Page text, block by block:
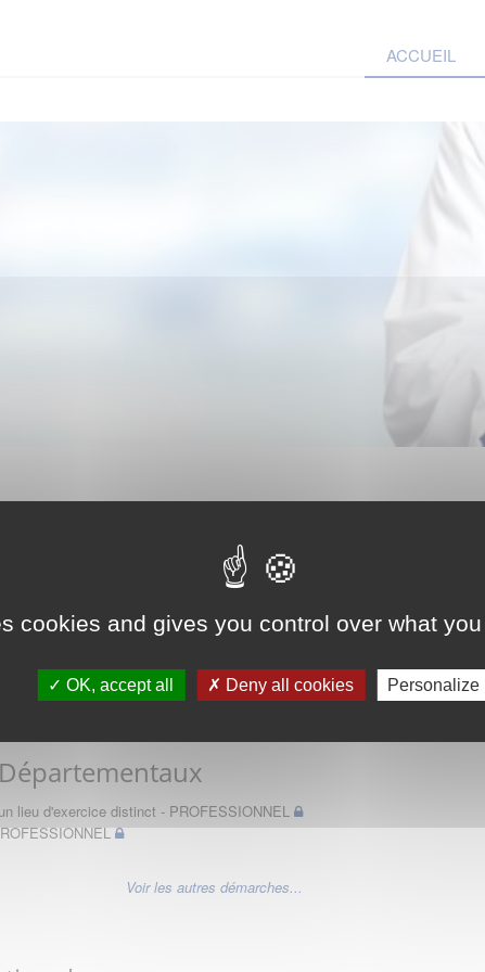
cookies and gives you control over what
OK, accept all Deny all cookies Personalize
ACCUEIL
Médecins
lieu d'exercice distinct - PROFESSIONNEL
Voir les autres démarches...